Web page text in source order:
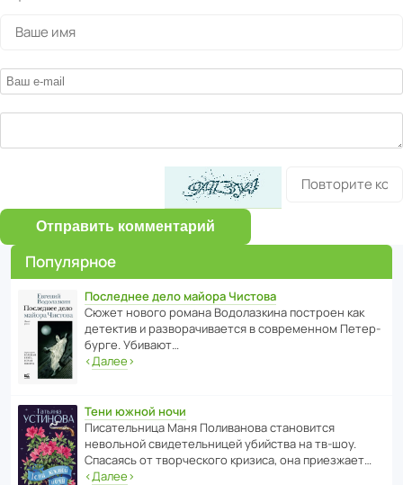
Отправить комментарий
Популярное
Последнее дело майора Чистова
Сюжет нового романа Водо­ла­з­кина пост­роен как
дете­ктив и разво­ра­чи­ва­ется в совре­менном Пете­р­
бурге. Убивают…
‹Далее›
Тени южной ночи
Писа­тель­ница Маня Поли­ва­нова стано­вится
невольной свиде­тель­ницей убийства на тв-шоу.
Спасаясь от твор­че­с­кого кризиса, она приезжает…
‹Далее›